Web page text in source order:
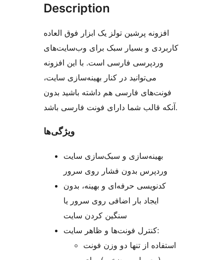
Description
افزونه پرشین تولز یک ابزار فوق العاده
کاربردی و بسیار سبک برای وب‌سایت‌های
وردپرسی فارسی است. با این افزونه
می‌توانید در کنار بهینه‌سازی سایت،
فونت‌های فارسی هم داشته باشید بدون
آنکه قالب شما دارای فونت فارسی باشد.
ویژگی‌ها
بهینه‌سازی و سبک‌سازی سایت
وردپرس بدون فشار روی سرور
کدنویسی حرفه‌ای و بهینه، بدون
ایجاد بار اضافی روی سرور یا
سنگین کردن سایت
کنترل فونت‌ها و ظاهر سایت:
استفاده از تنها دو وزن فونت